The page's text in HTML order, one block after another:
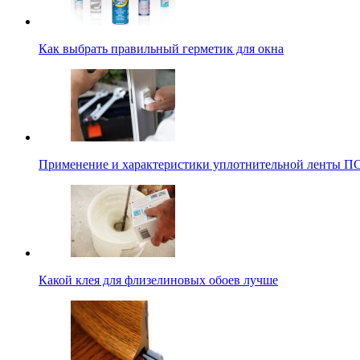
Как выбрать правильный герметик для окна
Применение и характеристики уплотнительной ленты
Какой клея для флизелиновых обоев лучше